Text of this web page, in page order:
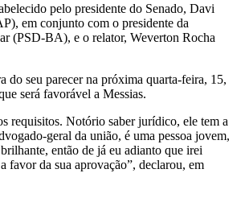
pelo presidente do Senado, Davi
em conjunto com o presidente da
(PSD-BA), e o relator, Weverton Rocha
do seu parecer na próxima quarta-feira, 15,
será favorável a Messias.
requisitos. Notório saber jurídico, ele tem a
geral da união, é uma pessoa jovem,
então de já eu adianto que irei
favor da sua aprovação”, declarou, em